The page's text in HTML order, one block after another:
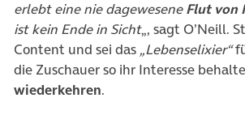
erlebt eine nie dageweseneFlut von
ist kein Ende in Sicht„, sagt O’Neill.
Content und sei das „Lebenselixier“
die Zuschauer so ihr Interesse
wiederkehren.